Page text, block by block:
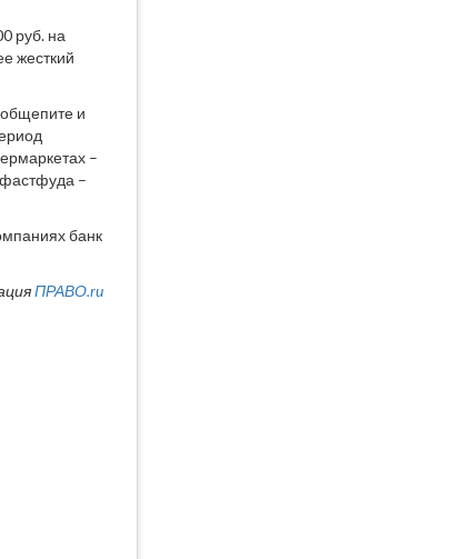
руб. на
жесткий
и
–
фастфуда –
банк
ПРАВО.ru